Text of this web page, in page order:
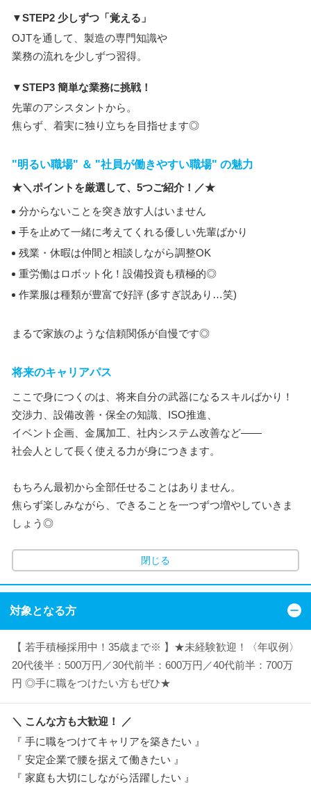
▼STEP2 少しずつ「覚える」
OJTを通して、製造の専門知識や
業務の流れを少しずつ習得。
▼STEP3 簡単な業務に挑戦！
先輩のアシスタントから。
焦らず、着実に独り立ちを目指せます◎
"明るい職場" ＆ "社員が働きやすい職場" の魅力
★＼ポイントを厳選して、5つご紹介！／★
分からないことを突き放す人はいません
手を止めて一緒に考えてくれる優しい先輩ばかり
残業・休暇は仲間と相談しながら調整OK
重労働はロボット化！設備投資も積極的◎
作業服は種類が豊富で好評 (多すぎ説あり…笑)
まるで家族のような信頼関係が自慢です◎
将来のキャリアパス
ここで身につくのは、将来自分の武器になるスキルばかり！
交渉力、設備改善・保全の知識、ISO推進、
イベント企画、金属加工、社内システム改善など――
社会人として長く使える力が身につきます。
もちろん最初から全部任せることはありません。
焦らず楽しみながら、できることを一つずつ増やしていきま
しょう◎
閉じる
対象となる方
【 若手積極採用中！35歳まで※ 】★未経験歓迎！〈年収例〉
20代後半：500万円／30代前半：600万円／40代前半：700万
円 ◎手に職をつけたい方もぜひ★
＼ こんな方も大歓迎！ ／
『 手に職をつけてキャリアを築きたい 』
『 安定企業で腰を据えて働きたい 』
『 家庭も大切にしながら活躍したい 』